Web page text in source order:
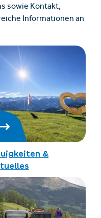
sowie Kontakt,
Informationen an
&